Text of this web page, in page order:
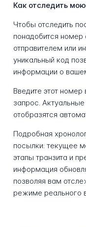
Как отследить
Чтобы отследить
понадобится
отправителем или
уникальный код
информации о
Введите этот номер
запрос.
отобразятся
Подробная
посылки: текущее
этапы транзита и
информация
позволяя вам
режиме реального